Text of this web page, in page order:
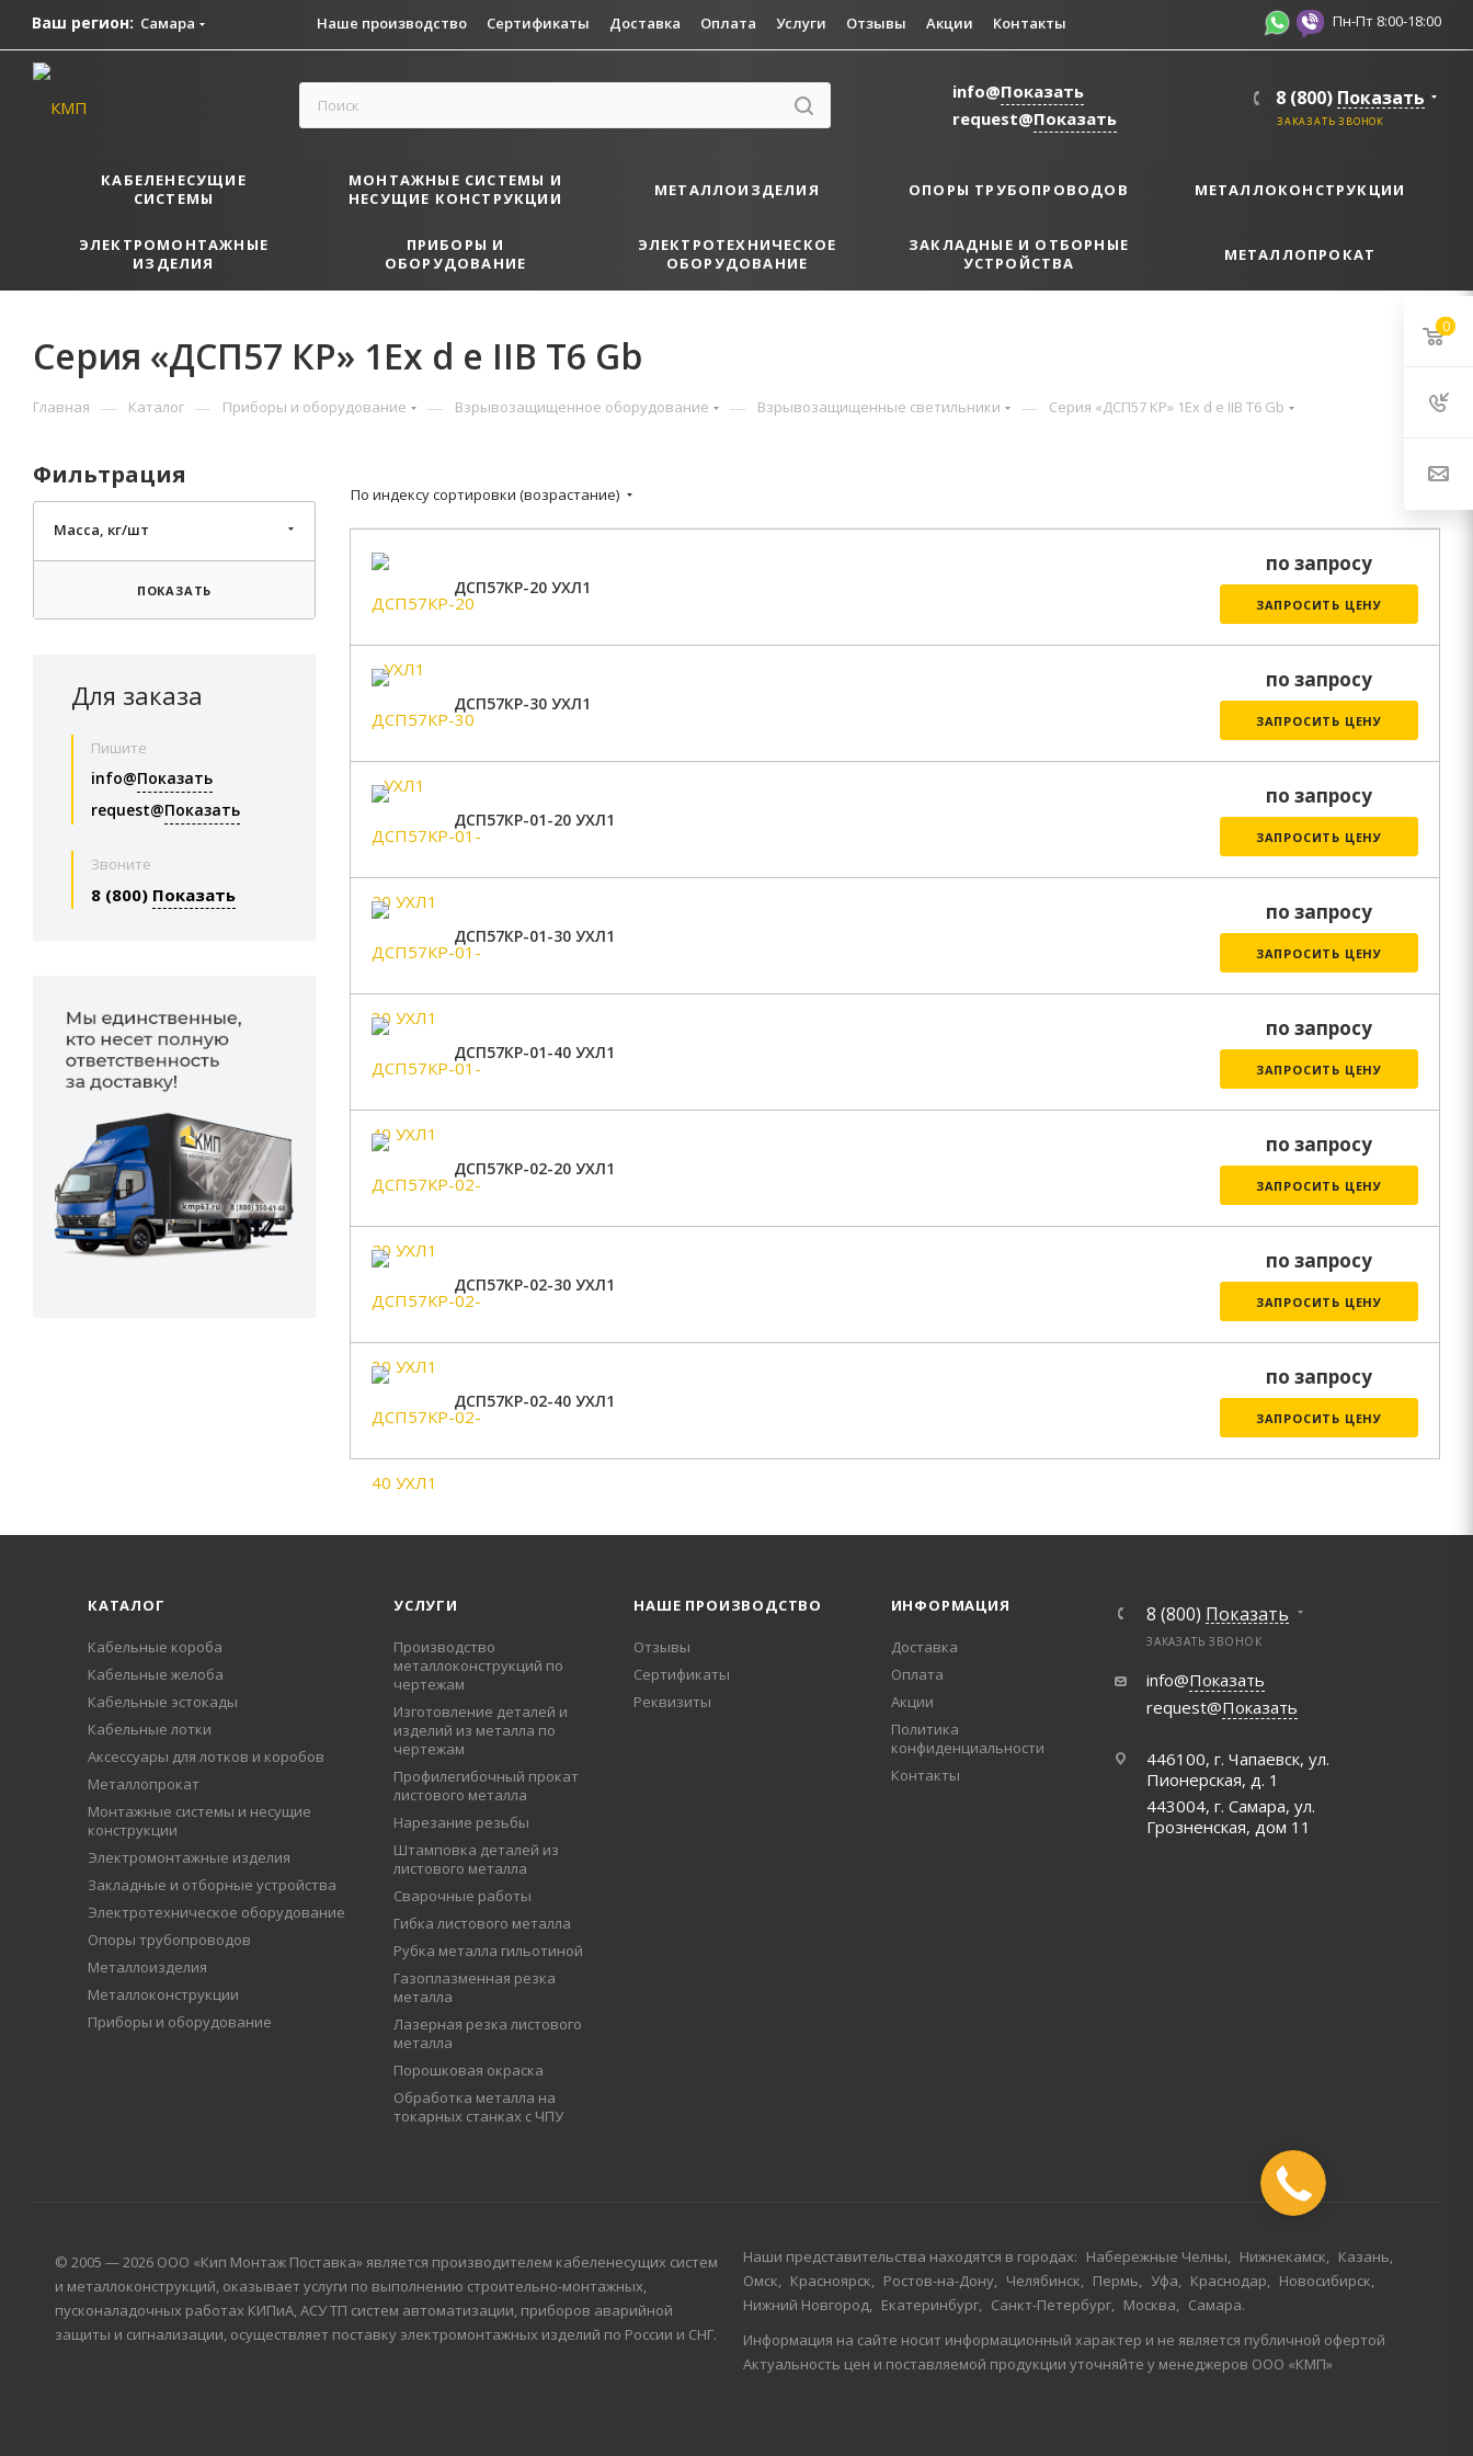
Ваш регион: Самара Наше производство Сертификаты Доставка Оплата Услуги Отзывы Акции Контакты Пн-Пт 8:00-18:00
info@Показать
request@Показать
8 (800) Показать
ЗАКАЗАТЬ ЗВОНОК
КАБЕЛЕНЕСУЩИЕ
СИСТЕМЫ
МОНТАЖНЫЕ СИСТЕМЫ И
НЕСУЩИЕ КОНСТРУКЦИИ
МЕТАЛЛОИЗДЕЛИЯ ОПОРЫ ТРУБОПРОВОДОВ МЕТАЛЛОКОНСТРУКЦИИ
ЭЛЕКТРОМОНТАЖНЫЕ
ИЗДЕЛИЯ
ПРИБОРЫ И
ОБОРУДОВАНИЕ
ЭЛЕКТРОТЕХНИЧЕСКОЕ
ОБОРУДОВАНИЕ
ЗАКЛАДНЫЕ И ОТБОРНЫЕ
УСТРОЙСТВА
МЕТАЛЛОПРОКАТ
Серия «ДСП57 КP» 1Ех d e IIB T6 Gb
Главная — Каталог — Приборы и оборудование — Взрывозащищенное оборудование — Взрывозащищенные светильники — Серия «ДСП57 КP» 1Ех d e IIB T6 Gb
По индексу сортировки (возрастание)
ДСП57КР-20 УХЛ1
по запросу
ЗАПРОСИТЬ ЦЕНУ
ДСП57КР-30 УХЛ1
по запросу
ЗАПРОСИТЬ ЦЕНУ
ДСП57КР-01-20 УХЛ1
по запросу
ЗАПРОСИТЬ ЦЕНУ
ДСП57КР-01-30 УХЛ1
по запросу
ЗАПРОСИТЬ ЦЕНУ
ДСП57КР-01-40 УХЛ1
по запросу
ЗАПРОСИТЬ ЦЕНУ
ДСП57КР-02-20 УХЛ1
по запросу
ЗАПРОСИТЬ ЦЕНУ
ДСП57КР-02-30 УХЛ1
по запросу
ЗАПРОСИТЬ ЦЕНУ
ДСП57КР-02-40 УХЛ1
по запросу
ЗАПРОСИТЬ ЦЕНУ
Фильтрация
Масса, кг/шт
ПОКАЗАТЬ
Для заказа
Пишите
info@Показать
request@Показать
Звоните
8 (800) Показать
КАТАЛОГ
Кабельные короба
Кабельные желоба
Кабельные эстокады
Кабельные лотки
Аксессуары для лотков и коробов
Металлопрокат
Монтажные системы и несущие
конструкции
Электромонтажные изделия
Закладные и отборные устройства
Электротехническое оборудование
Опоры трубопроводов
Металлоизделия
Металлоконструкции
Приборы и оборудование
УСЛУГИ
Производство
металлоконструкций по
чертежам
Изготовление деталей и
изделий из металла по
чертежам
Профилегибочный прокат
листового металла
Нарезание резьбы
Штамповка деталей из
листового металла
Сварочные работы
Гибка листового металла
Рубка металла гильотиной
Газоплазменная резка
металла
Лазерная резка листового
металла
Порошковая окраска
Обработка металла на
токарных станках с ЧПУ
НАШЕ ПРОИЗВОДСТВО
Отзывы
Сертификаты
Реквизиты
ИНФОРМАЦИЯ
Доставка
Оплата
Акции
Политика
конфиденциальности
Контакты
8 (800) Показать
ЗАКАЗАТЬ ЗВОНОК
info@Показать
request@Показать
446100, г. Чапаевск, ул.
Пионерская, д. 1
443004, г. Самара, ул.
Грозненская, дом 11
Наши представительства находятся в городах: Набережные Челны Нижнекамск
Казань
Омск
Красноярск Ростов-на-Дону Челябинск Пермь Уфа Краснодар
Новосибирск
Нижний Новгород
Екатеринбург Санкт-Петербург Москва
Самара
Информация на сайте носит информационный характер и не является публичной офертой
Актуальность цен и поставляемой продукции уточняйте у менеджеров ООО «КМП»
© 2005 — 2026 ООО «Кип Монтаж Поставка» является производителем кабеленесущих систем
и металлоконструкций, оказывает услуги по выполнению строительно-монтажных,
пусконаладочных работах КИПиА, АСУ ТП систем автоматизации, приборов аварийной
защиты и сигнализации, осуществляет поставку электромонтажных изделий по России и СНГ.
0